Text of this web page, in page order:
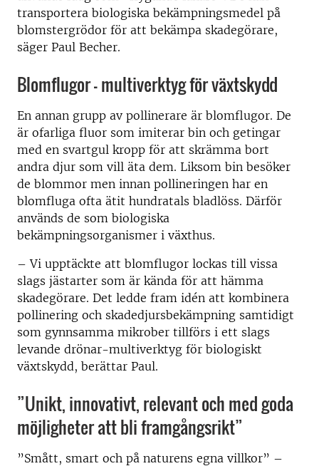
transportera biologiska bekämpningsmedel på
blomstergrödor för att bekämpa skadegörare,
säger Paul Becher.
Blomflugor – multiverktyg för växtskydd
En annan grupp av pollinerare är blomflugor. De
är ofarliga fluor som imiterar bin och getingar
med en svartgul kropp för att skrämma bort
andra djur som vill äta dem. Liksom bin besöker
de blommor men innan pollineringen har en
blomfluga ofta ätit hundratals bladlöss. Därför
används de som biologiska
bekämpningsorganismer i växthus.
– Vi upptäckte att blomflugor lockas till vissa
slags jästarter som är kända för att hämma
skadegörare. Det ledde fram idén att kombinera
pollinering och skadedjursbekämpning samtidigt
som gynnsamma mikrober tillförs i ett slags
levande drönar-multiverktyg för biologiskt
växtskydd, berättar Paul.
”Unikt, innovativt, relevant och med goda
möjligheter att bli framgångsrikt”
”Smått, smart och på naturens egna villkor” –